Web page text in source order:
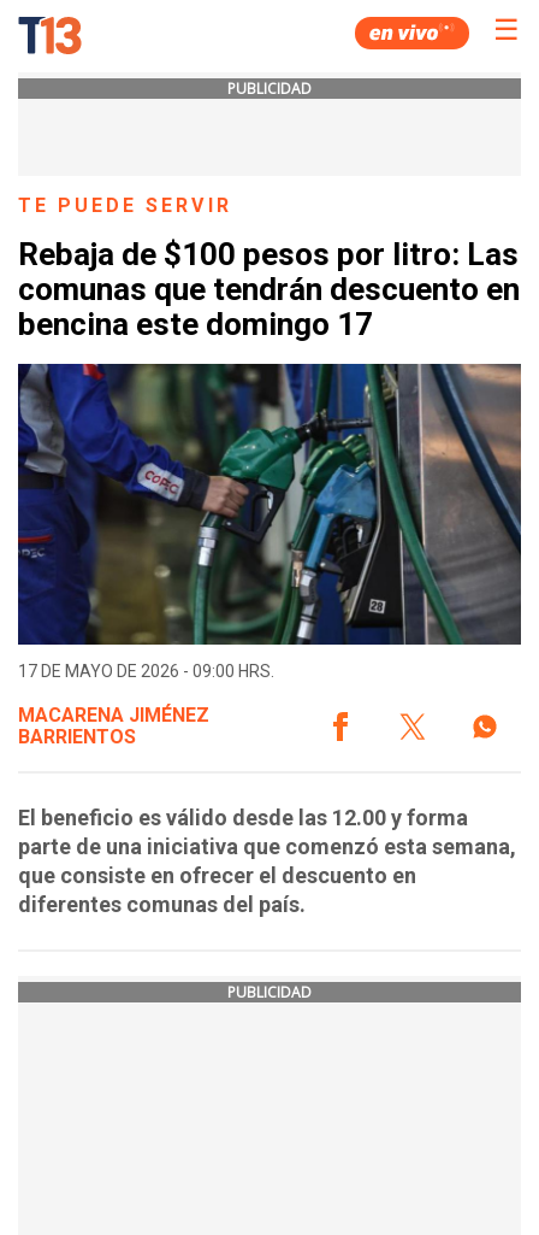
☰
PUBLICIDAD
TE PUEDE SERVIR
Rebaja de $100 pesos por litro: Las
comunas que tendrán descuento en
bencina este domingo 17
17 DE MAYO DE 2026 - 09:00 HRS.
MACARENA JIMÉNEZ
BARRIENTOS
El beneficio es válido desde las 12.00 y forma
parte de una iniciativa que comenzó esta semana,
que consiste en ofrecer el descuento en
diferentes comunas del país.
PUBLICIDAD